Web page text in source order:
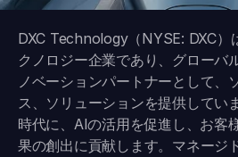
DXC Technology（NYSE: DXC）
クノロジー企業であり、グローバ
ノベーションパートナーとして、
ス、ソリューションを提供してい
時代に、AIの活用を促進し、お客
果の創出に貢献します。マネージ